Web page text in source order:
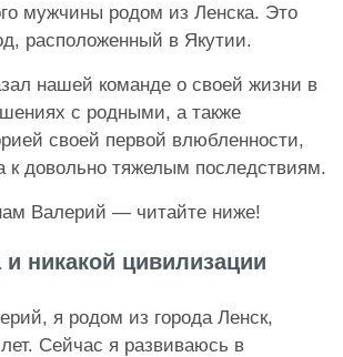
мужчины родом из Ленска. Это
расположенный в Якутии.
нашей команде о своей жизни в
с родными, а также
своей первой влюбленности,
к довольно тяжелым последствиям.
Валерий — читайте ниже!
и никакой цивилизации
я родом из города Ленск,
Сейчас я развиваюсь в